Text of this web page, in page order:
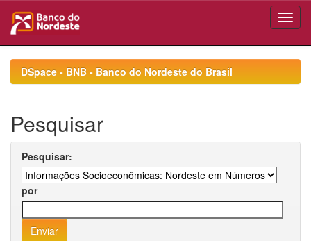
navigationDSpace - BNB - Banco do Nordeste do Brasil
Pesquisar
Pesquisar:
por